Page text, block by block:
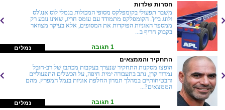
נמלים
חסרות שלדות
משבר תפעולי בקומפלקס מסופי המכולות בנמלי לוס אנג'לס
ולונג ביץ'. הקומפלקס מתמודד עם עומס חריג, שאינו נובע רק
ממספר האוניות הפוקדות את המסופים, אלא בעיקר מצוואר
בקבוק חריף ב...
1 תגובה
נמלים
התחקיר והממצאים
הופצו מסקנות התחקיר שנערך בעקבות מכתבו של רב-חובל
נמרוד קרן, נתב בתעבורה ימית חיפה, על הכשלים התפעוליים
והבטיחותיים במהלך תמרון החלפת אוניות בנמל המפרץ. מהם
הממצאים?...
1 תגובה